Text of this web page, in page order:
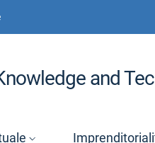
and